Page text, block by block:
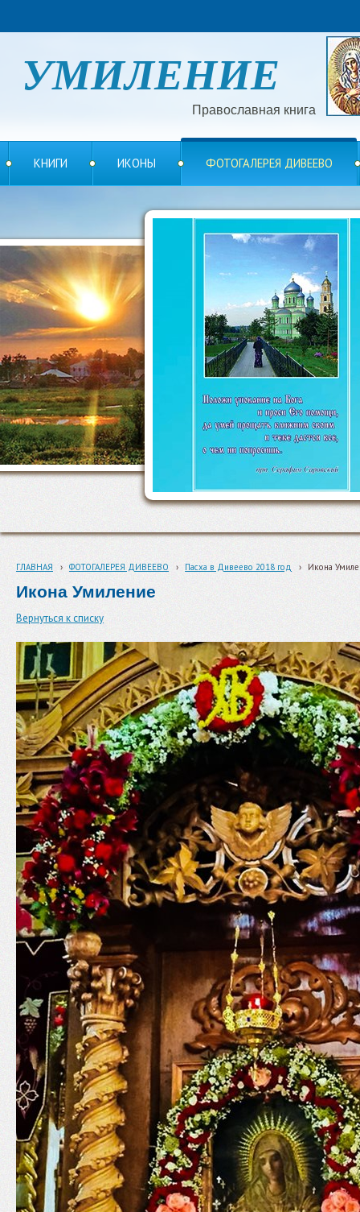
УМИЛЕНИЕ
Православная книга
КНИГИ ИКОНЫ ФОТОГАЛЕРЕЯ ДИВЕЕВО
ГЛАВНАЯ › ФОТОГАЛЕРЕЯ ДИВЕЕВО › Пасха в Дивеево 2018 год › Икона
Икона Умиление
Вернуться к списку